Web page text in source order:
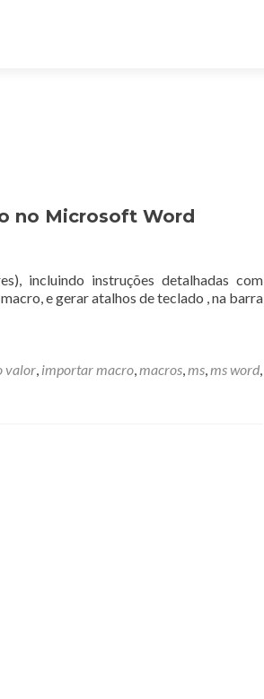
no Microsoft Word
incluindo instruções detalhadas com
e gerar atalhos de teclado , na barra
valor, importar macro,macros,ms,ms word,